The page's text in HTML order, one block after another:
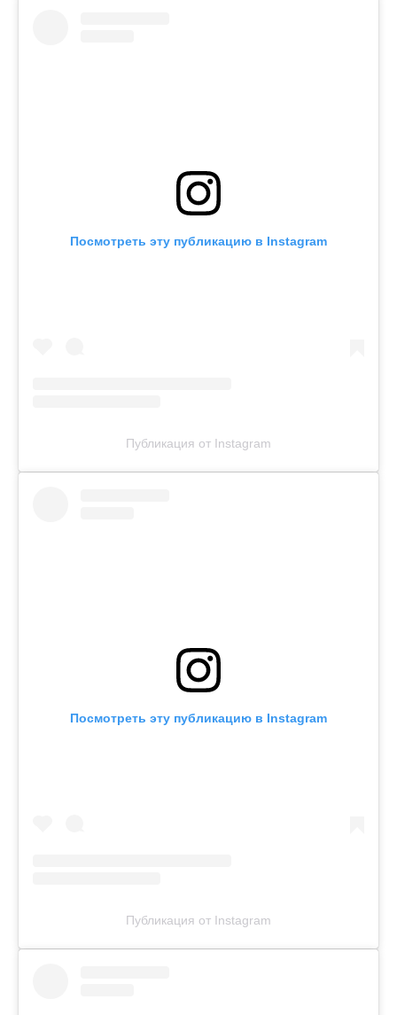
Посмотреть эту публикацию в Instagram
Публикация от Instagram
Посмотреть эту публикацию в Instagram
Публикация от Instagram